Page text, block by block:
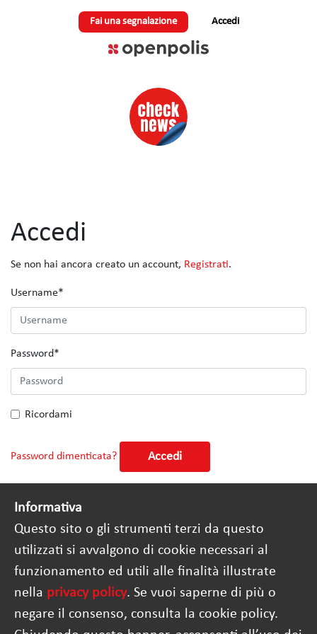
Fai una segnalazione Accedi
Accedi
Se non hai ancora creato un account, Registrati.
Username*
Password*
Ricordami
Password dimenticata? Accedi
Questo progetto è co-finanziato dall'Unione Europea
nell'ambito del Programma Diritti, Uguaglianza e
Informativa
Questo sito o gli strumenti terzi da questo
utilizzati si avvalgono di cookie necessari al
funzionamento ed utili alle finalità illustrate
nella privacy policy. Se vuoi saperne di più o
negare il consenso, consulta la cookie policy.